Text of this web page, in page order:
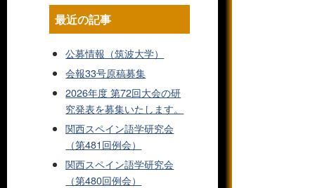
最近の記事
公募情報（筑波大学）
会報33号原稿募集
2026年度 第72回大会の研
究発表を募集いたします。
関西スペイン語学研究会
（第481回例会）
関西スペイン語学研究会
（第480回例会）